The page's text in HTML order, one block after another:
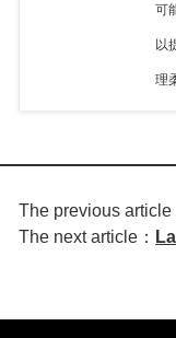
可
以
理
The previous article
The next article：